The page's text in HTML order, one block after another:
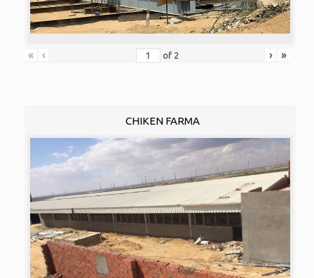
« ‹ of 2 › »
CHIKEN FARMA